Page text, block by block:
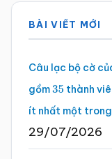
Sidebar
chính
BÀI VIẾT MỚI
Câu lạc bộ cờ
gồm35 thành
ít nhất một
29/07/2026